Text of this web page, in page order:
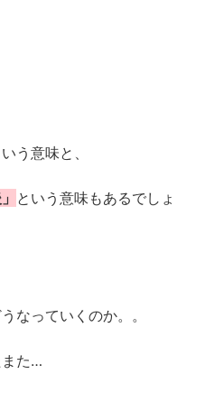
う意味と、
という意味もあるでしょ
なっていくのか。。
また…